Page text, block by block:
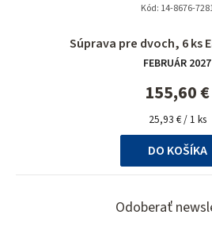
Súprava pre dvoch, 6 ks
je
5,0
z
5
FEBRUÁR 2027
155,60 €
Jednotková
cena:
25,93 € / 1 ks
DO KOŠÍKA
Kód: 14-8676-
Odoberať